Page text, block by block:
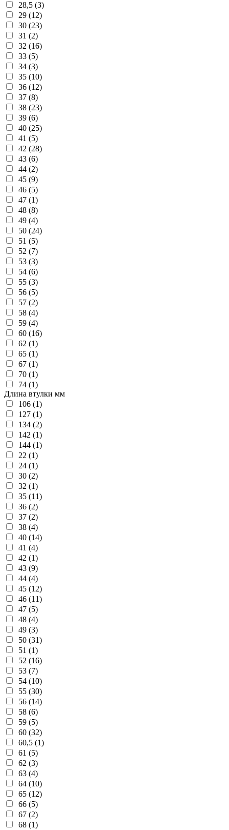
28,5 (3)
29 (12)
30 (23)
31 (2)
32 (16)
33 (5)
34 (3)
35 (10)
36 (12)
37 (8)
38 (23)
39 (6)
40 (25)
41 (5)
42 (28)
43 (6)
44 (2)
45 (9)
46 (5)
47 (1)
48 (8)
49 (4)
50 (24)
51 (5)
52 (7)
53 (3)
54 (6)
55 (3)
56 (5)
57 (2)
58 (4)
59 (4)
60 (16)
62 (1)
65 (1)
67 (1)
70 (1)
74 (1)
Длина втулки мм
106 (1)
127 (1)
134 (2)
142 (1)
144 (1)
22 (1)
24 (1)
30 (2)
32 (1)
35 (11)
36 (2)
37 (2)
38 (4)
40 (14)
41 (4)
42 (1)
43 (9)
44 (4)
45 (12)
46 (11)
47 (5)
48 (4)
49 (3)
50 (31)
51 (1)
52 (16)
53 (7)
54 (10)
55 (30)
56 (14)
58 (6)
59 (5)
60 (32)
60,5 (1)
61 (5)
62 (3)
63 (4)
64 (10)
65 (12)
66 (5)
67 (2)
68 (1)